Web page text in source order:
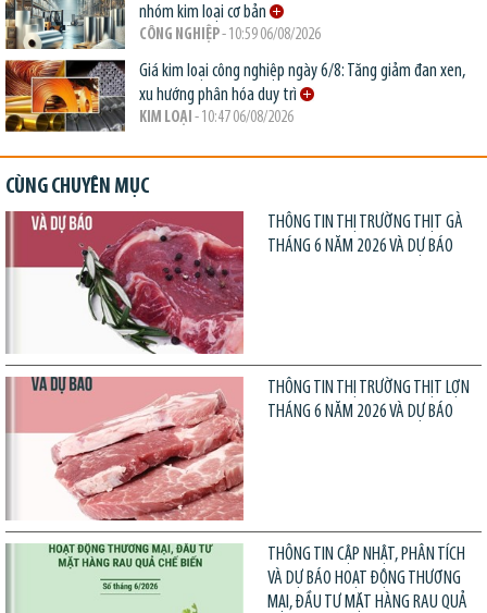
nhóm kim loại cơ bản
CÔNG NGHIỆP- 10:59 06/08/2026
Giá kim loại công nghiệp ngày 6/8: Tăng giảm đan xen,
xu hướng phân hóa duy trì
KIM LOẠI - 10:47 06/08/2026
CÙNG CHUYÊN MỤC
THÔNG TIN THỊ TRƯỜNG THỊT GÀ
THÁNG 6 NĂM 2026 VÀ DỰ BÁO
THÔNG TIN THỊ TRƯỜNG THỊT LỢN
THÁNG 6 NĂM 2026 VÀ DỰ BÁO
THÔNG TIN CẬP NHẬT, PHÂN TÍCH
VÀ DỰ BÁO HOẠT ĐỘNG THƯƠNG
MẠI, ĐẦU TƯ MẶT HÀNG RAU QUẢ